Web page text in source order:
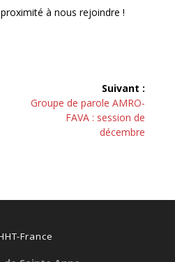
proximité à nous rejoindre !
Suivant :
Article
suivant :
Groupe de parole AMRO-
FAVA : session de
décembre
France